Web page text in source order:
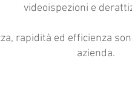
videoispezioni e
rapidità ed efficienza
azienda.